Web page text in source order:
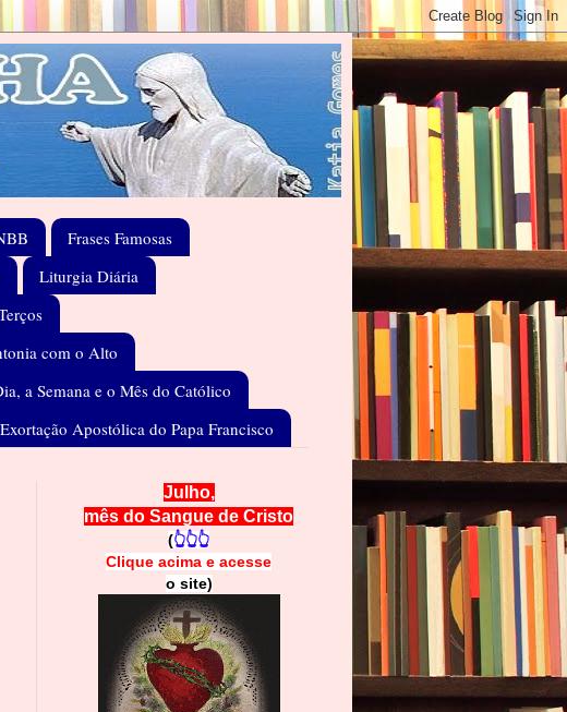
Frases Famosas
Liturgia Diária
com o Alto
a Semana e o Mês do Católico
Apostólica do Papa Francisco
Julho,
mês do Sangue de Cristo
(👆👆👆
Clique acima e acesse
o site)